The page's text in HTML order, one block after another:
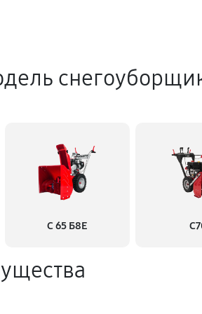
С 65 Б8Е